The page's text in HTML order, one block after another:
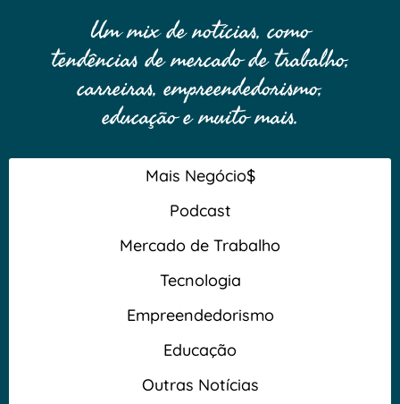
Um mix de notícias, como
tendências de mercado de trabalho,
carreiras, empreendedorismo,
educação e muito mais.
Mais Negócio$
Podcast
Mercado de Trabalho
Tecnologia
Empreendedorismo
Educação
Outras Notícias